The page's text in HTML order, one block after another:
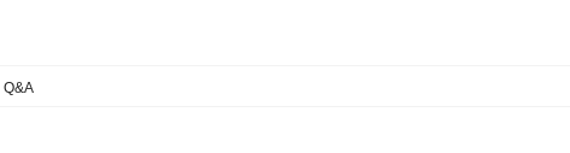
Q&A